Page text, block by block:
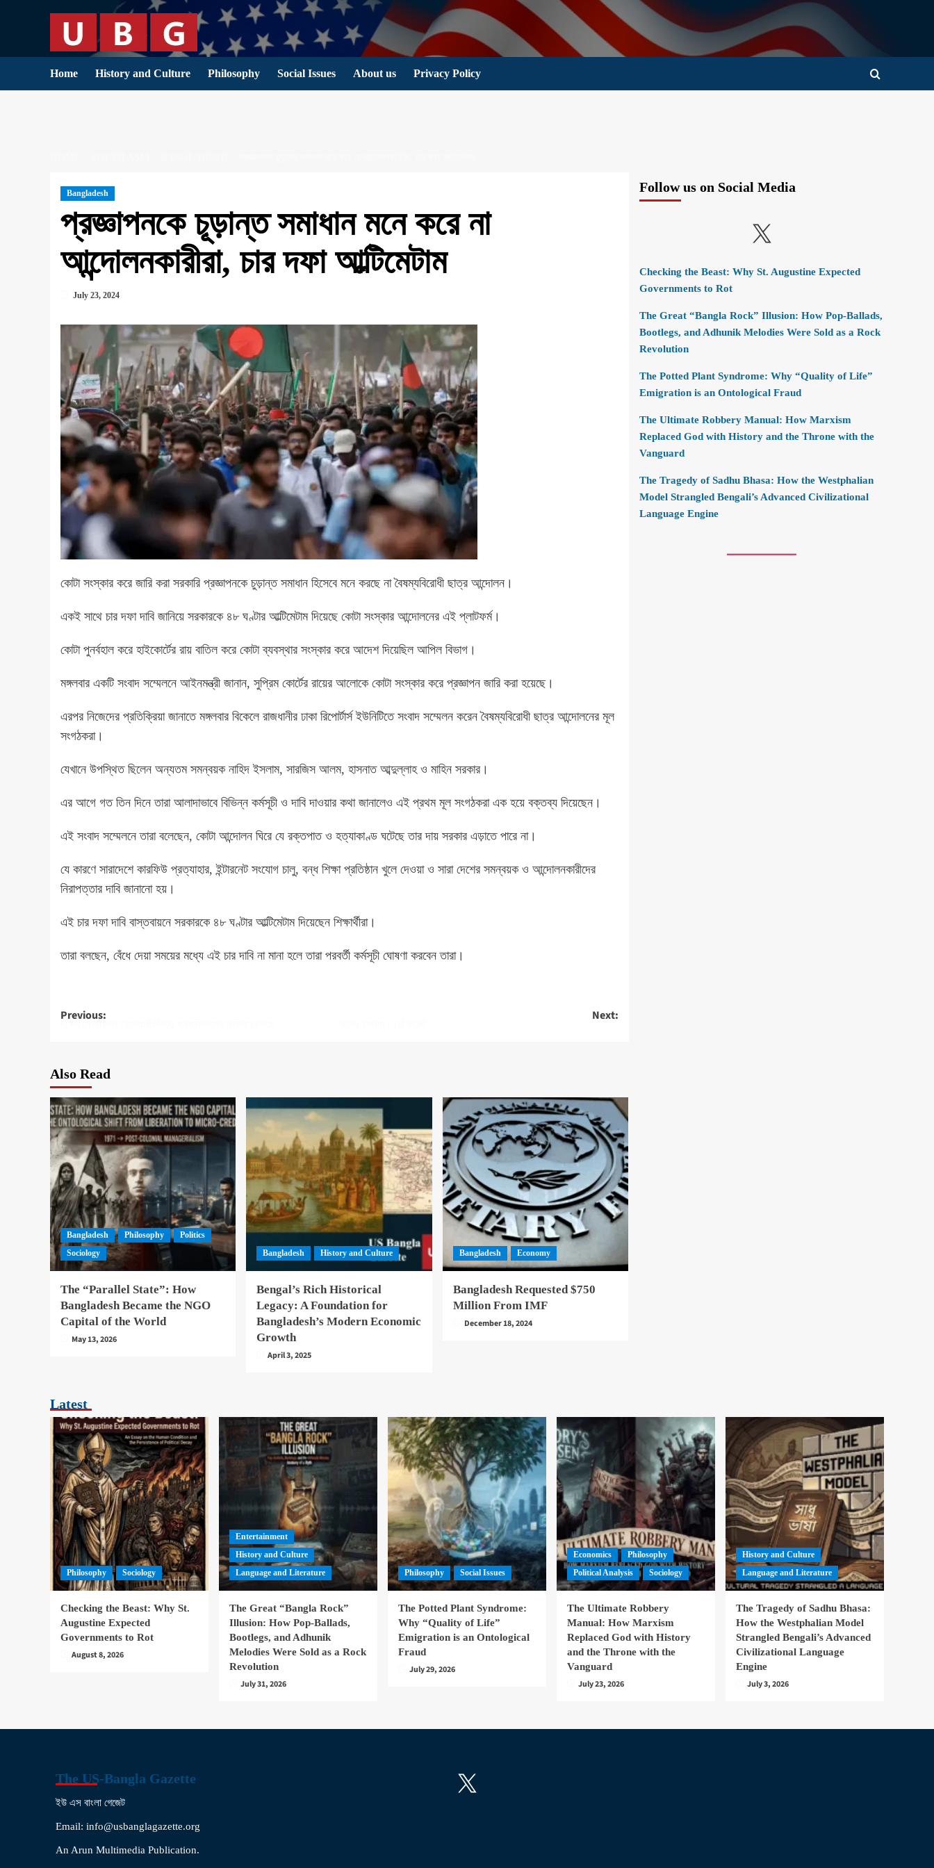
Home History and Culture Philosophy Social Issues About us Privacy Policy
Bangladesh
প্রজ্ঞাপনকে চূড়ান্ত সমাধান মনে করে না
আন্দোলনকারীরা, চার দফা আল্টিমেটাম
July 23, 2024
কোটা সংস্কার করে জারি করা সরকারি প্রজ্ঞাপনকে চুড়ান্ত সমাধান হিসেবে মনে করছে না বৈষম্যবিরোধী ছাত্র আন্দোলন।
একই সাথে চার দফা দাবি জানিয়ে সরকারকে ৪৮ ঘণ্টার আল্টিমেটাম দিয়েছে কোটা সংস্কার আন্দোলনের এই প্লাটফর্ম।
কোটা পুনর্বহাল করে হাইকোর্টের রায় বাতিল করে কোটা ব্যবস্থার সংস্কার করে আদেশ দিয়েছিল আপিল বিভাগ।
মঙ্গলবার একটি সংবাদ সম্মেলনে আইনমন্ত্রী জানান, সুপ্রিম কোর্টের রায়ের আলোকে কোটা সংস্কার করে প্রজ্ঞাপন জারি করা হয়েছে।
এরপর নিজেদের প্রতিক্রিয়া জানাতে মঙ্গলবার বিকেলে রাজধানীর ঢাকা রিপোর্টার্স ইউনিটিতে সংবাদ সম্মেলন করেন বৈষম্যবিরোধী ছাত্র আন্দোলনের মূল
সংগঠকরা।
যেখানে উপস্থিত ছিলেন অন্যতম সমন্বয়ক নাহিদ ইসলাম, সারজিস আলম, হাসনাত আব্দুল্লাহ ও মাহিন সরকার।
এর আগে গত তিন দিনে তারা আলাদাভাবে বিভিন্ন কর্মসূচী ও দাবি দাওয়ার কথা জানালেও এই প্রথম মূল সংগঠকরা এক হয়ে বক্তব্য দিয়েছেন।
এই সংবাদ সম্মেলনে তারা বলেছেন, কোটা আন্দোলন ঘিরে যে রক্তপাত ও হত্যাকাণ্ড ঘটেছে তার দায় সরকার এড়াতে পারে না।
যে কারণে সারাদেশে কারফিউ প্রত্যাহার, ইন্টারনেট সংযোগ চালু, বন্ধ শিক্ষা প্রতিষ্ঠান খুলে দেওয়া ও সারা দেশের সমন্বয়ক ও আন্দোলনকারীদের
নিরাপত্তার দাবি জানানো হয়।
এই চার দফা দাবি বাস্তবায়নে সরকারকে ৪৮ ঘণ্টার আল্টিমেটাম দিয়েছেন শিক্ষার্থীরা।
তারা বলছেন, বেঁধে দেয়া সময়ের মধ্যে এই চার দাবি না মানা হলে তারা পরবর্তী কর্মসূচী ঘোষণা করবেন তারা।
Post
Previous:
দক্ষিণ ফ্লোরিডার রেস্তোরাঁগুলিতে খাদ্য বিভাগের অভিযান চলছে
Next:
Also Read
Bangladesh Philosophy
Politics
Sociology
The “Parallel State”: How
Bangladesh Became the NGO
Capital of the World
May 13, 2026
Bangladesh History and Culture
Bengal’s Rich Historical
Legacy: A Foundation for
Bangladesh’s Modern Economic
Growth
April 3, 2025
Bangladesh Economy
Bangladesh Requested $750
Million From IMF
December 18, 2024
Follow us on Social Media
X
Checking the Beast: Why St. Augustine Expected
Governments to Rot
The Great “Bangla Rock” Illusion: How Pop-Ballads,
Bootlegs, and Adhunik Melodies Were Sold as a Rock
Revolution
The Potted Plant Syndrome: Why “Quality of Life”
Emigration is an Ontological Fraud
The Ultimate Robbery Manual: How Marxism
Replaced God with History and the Throne with the
Vanguard
The Tragedy of Sadhu Bhasa: How the Westphalian
Model Strangled Bengali’s Advanced Civilizational
Language Engine
Latest
Philosophy Sociology
Checking the Beast: Why St.
Augustine Expected
Governments to Rot
August 8, 2026
Entertainment
History and Culture
Language and Literature
The Great “Bangla Rock”
Illusion: How Pop-Ballads,
Bootlegs, and Adhunik
Melodies Were Sold as a Rock
Revolution
July 31, 2026
Philosophy Social Issues
The Potted Plant Syndrome:
Why “Quality of Life”
Emigration is an Ontological
Fraud
July 29, 2026
Economics
Philosophy
Political Analysis
Sociology
The Ultimate Robbery
Manual: How Marxism
Replaced God with History
and the Throne with the
Vanguard
July 23, 2026
History and Culture
Language and Literature
The Tragedy of Sadhu Bhasa:
How the Westphalian Model
Strangled Bengali’s Advanced
Civilizational Language
Engine
July 3, 2026
The US-Bangla Gazette
ইউ এস বাংলা গেজেট
Email: info@usbanglagazette.org
An Arun Multimedia Publication.
X